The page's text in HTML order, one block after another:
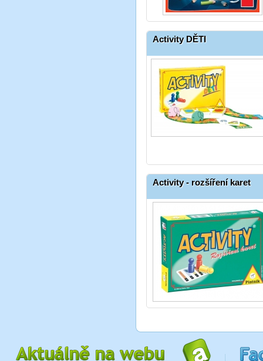
Activity DĚTI
Activity - rozšíření karet